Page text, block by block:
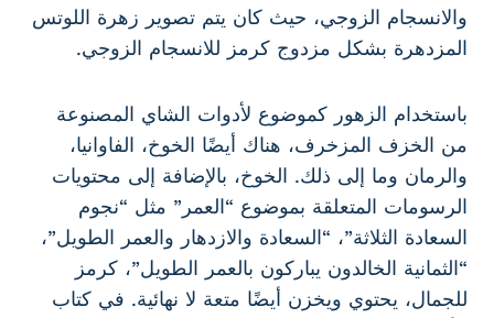
والانسجام الزوجي، حيث كان يتم تصوير زهرة اللوتس
المزدهرة بشكل مزدوج كرمز للانسجام الزوجي.
باستخدام الزهور كموضوع لأدوات الشاي المصنوعة
من الخزف المزخرف، هناك أيضًا الخوخ، الفاوانيا،
والرمان وما إلى ذلك. الخوخ، بالإضافة إلى محتويات
الرسومات المتعلقة بموضوع “العمر” مثل “نجوم
السعادة الثلاثة”، “السعادة والازدهار والعمر الطويل”،
“الثمانية الخالدون يباركون بالعمر الطويل”، كرمز
للجمال، يحتوي ويخزن أيضًا متعة لا نهائية. في كتاب